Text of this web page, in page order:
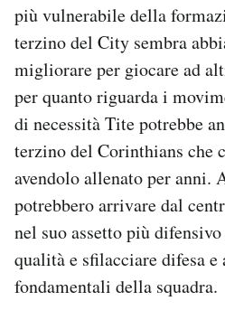
più vulnerabile della
terzino del City sembra
migliorare per giocare ad
per quanto riguarda i
di necessità Tite potrebbe
terzino del Corinthians che
avendolo allenato per anni.
potrebbero arrivare dal
nel suo assetto più
qualità e sfilacciare difesa
fondamentali della squadra.